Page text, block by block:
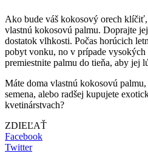
Ako bude váš kokosový orech
vlastnú kokosovú palmu. Doprajte
dostatok vlhkosti. Počas horúcich
pobyt vonku, no v prípade vysokých
premiestnite palmu do tieňa, aby jej
Máte doma vlastnú kokosovú
semena, alebo radšej kupujete
kvetinárstvach?
ZDIEĽAŤ
Facebook
Twitter